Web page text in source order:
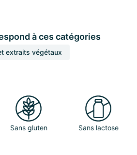
à ces catégories
extraits végétaux
Sans gluten Sans lactose